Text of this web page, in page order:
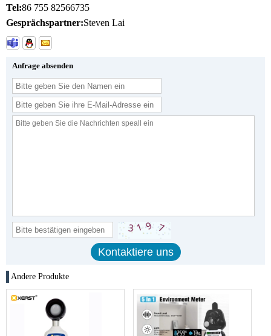
Tel:86 755 82566735
Gesprächspartner:Steven Lai
Anfrage absenden
Andere Produkte